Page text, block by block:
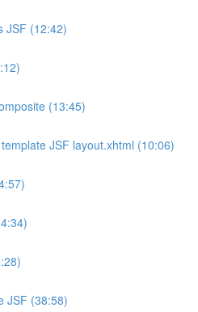
JSF (12:42)
(13:45)
JSF layout.xhtml (10:06)
JSF (38:58)